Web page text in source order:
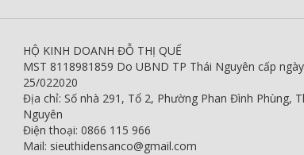
HỘ KINH DOANH ĐỖ THỊ QUẾ
MST 8118981859 Do UBND TP Thái Nguyên cấp ngày
25/022020
Địa chỉ: Số nhà 291, Tổ 2, Phường Phan Đình Phùng,
Nguyên
Điện thoại: 0866 115 966
Mail: sieuthidensanco@gmail.com